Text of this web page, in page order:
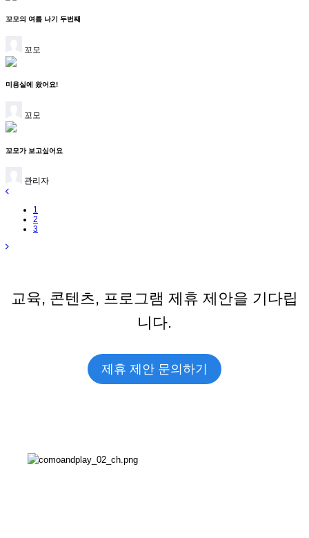
꼬모의 여름 나기 두번째
꼬모
미용실에 왔어요!
꼬모
꼬모가 보고싶어요
관리자
1
2
3
교육, 콘텐츠, 프로그램 제휴 제안을 기다립
니다.
제휴 제안 문의하기